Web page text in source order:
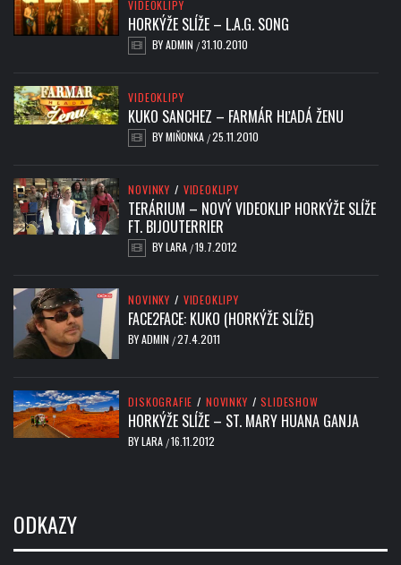
VIDEOKLIPY
HORKÝŽE SLÍŽE – L.A.G. SONG
BYADMIN /31.10.2010
VIDEOKLIPY
KUKO SANCHEZ – FARMÁR HĽADÁ ŽENU
BYMIŇONKA /25.11.2010
NOVINKY / VIDEOKLIPY
TERÁRIUM – NOVÝ VIDEOKLIP HORKÝŽE SLÍŽE
FT. BIJOUTERRIER
BYLARA /19.7.2012
NOVINKY / VIDEOKLIPY
FACE2FACE: KUKO (HORKÝŽE SLÍŽE)
BYADMIN /27.4.2011
DISKOGRAFIE / NOVINKY / SLIDESHOW
HORKÝŽE SLÍŽE – ST. MARY HUANA GANJA
BYLARA /16.11.2012
ODKAZY